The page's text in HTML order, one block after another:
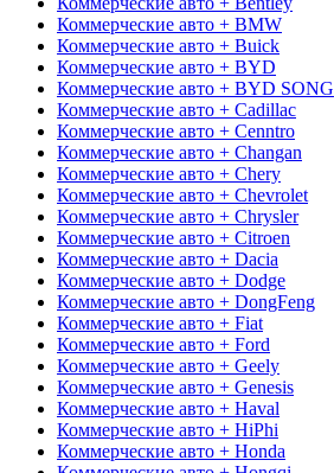
Коммерческие авто + BMW
Коммерческие авто + Buick
Коммерческие авто + BYD
Коммерческие авто + BYD SONG
Коммерческие авто + Cadillac
Коммерческие авто + Cenntro
Коммерческие авто + Changan
Коммерческие авто + Chery
Коммерческие авто + Chevrolet
Коммерческие авто + Chrysler
Коммерческие авто + Citroen
Коммерческие авто + Dacia
Коммерческие авто + Dodge
Коммерческие авто + DongFeng
Коммерческие авто + Fiat
Коммерческие авто + Ford
Коммерческие авто + Geely
Коммерческие авто + Genesis
Коммерческие авто + Haval
Коммерческие авто + HiPhi
Коммерческие авто + Honda